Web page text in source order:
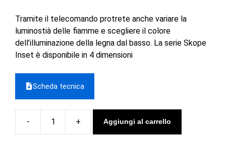
Tramite il telecomando protrete anche variare la
luminostià delle fiamme e scegliere il colore
dell’illuminazione della legna dal basso. La serie Skope
Inset è disponibile in 4 dimensioni
Scheda tecnica
Caminetto
Aggiungi al carrello